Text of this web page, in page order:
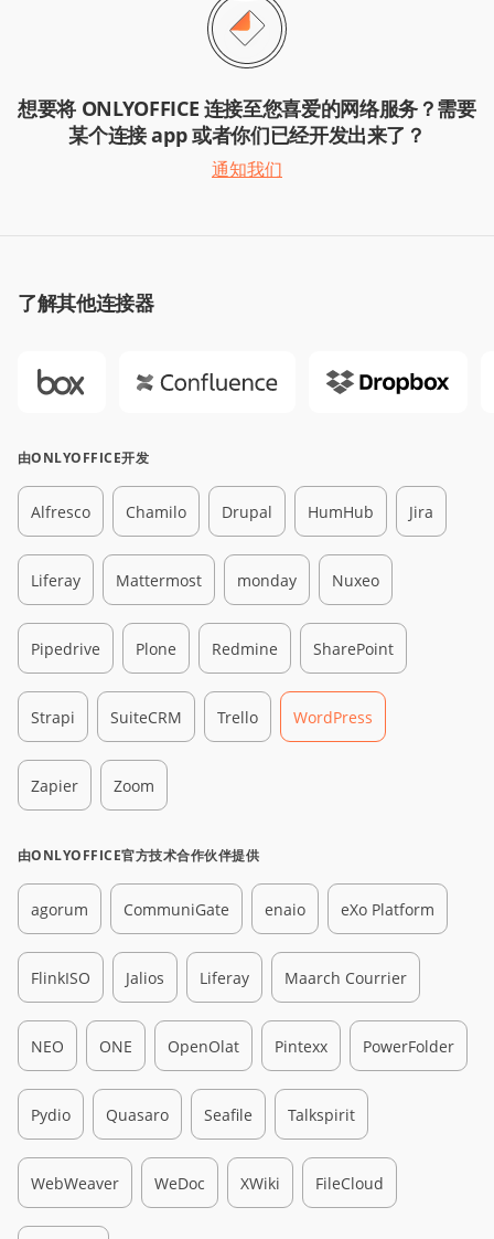
想要将 ONLYOFFICE 连接至您喜爱的网络服务？需要
某个连接 app 或者你们已经开发出来了？
通知我们
了解其他连接器
由ONLYOFFICE开发
Alfresco Chamilo Drupal HumHub Jira
Liferay Mattermost monday Nuxeo
Pipedrive Plone Redmine SharePoint
Strapi SuiteCRM Trello WordPress
Zapier Zoom
由ONLYOFFICE官方技术合作伙伴提供
agorum CommuniGate enaio eXo Platform
FlinkISO Jalios Liferay Maarch Courrier
NEO ONE OpenOlat Pintexx PowerFolder
Pydio Quasaro Seafile Talkspirit
WebWeaver WeDoc XWiki FileCloud